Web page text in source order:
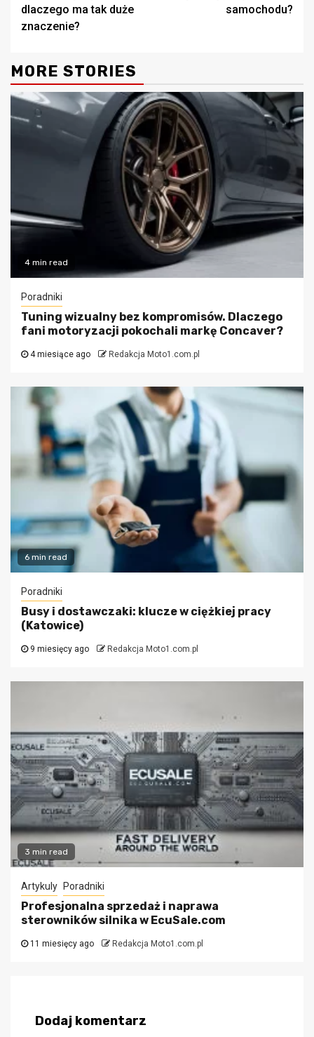
dlaczego ma tak duże
znaczenie?
samochodu?
MORE STORIES
4 min read
Poradniki
Tuning wizualny bez kompromisów. Dlaczego
fani motoryzacji pokochali markę Concaver?
4 miesiące ago Redakcja Moto1.com.pl
6 min read
Poradniki
Busy i dostawczaki: klucze w ciężkiej pracy
(Katowice)
9 miesięcy ago Redakcja Moto1.com.pl
3 min read
Artykuly Poradniki
Profesjonalna sprzedaż i naprawa
sterowników silnika w EcuSale.com
11 miesięcy ago Redakcja Moto1.com.pl
Dodaj komentarz